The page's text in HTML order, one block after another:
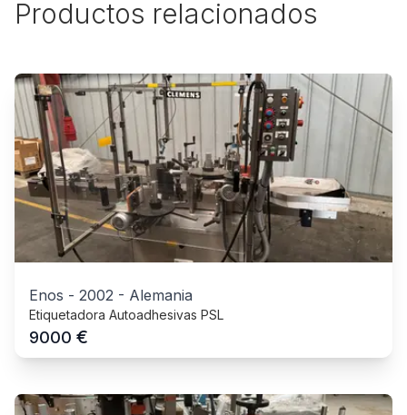
Productos relacionados
Enos - 2002 - Alemania
Etiquetadora Autoadhesivas PSL
9000 €